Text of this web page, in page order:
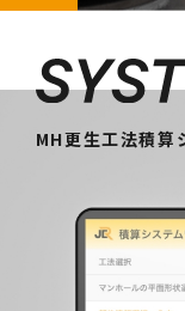
MH更生工法積算